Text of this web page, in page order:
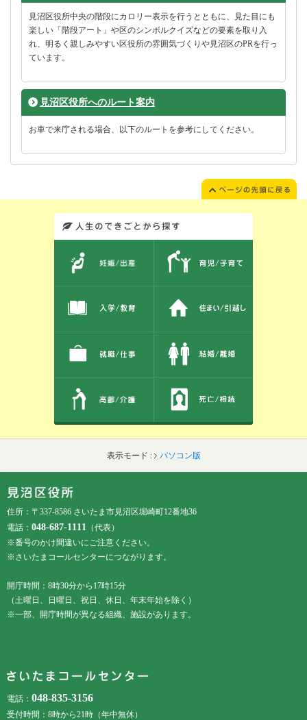
見沼区役所中央の階段にカロリー表示を行うとともに、見た目にも
楽しい「階段アート」や区のシンボルクイズなどの要素を取り入
れ、明るく親しみやすい区役所の雰囲気づくりや見沼区のPRを行っ
ています。
見沼区役所へのルート案内
お車で来庁される場合、以下のルートを参考にしてください。
表示モード : パソコン版
住所：〒337-8586 さいたま市見沼区堀崎町12番地36
電話： 048-687-1111 （代表）
※番号のかけ間違いにご注意ください。
※さいたまコールセンターにつながります。
開庁時間：8時30分から17時15分
（土曜日、日曜日、祝日、休日、年末年始を除く）
※一部、開庁時間が異なる組織、施設があります。
電話： 048-835-3156
受付時間：8時から21時（年中無休）